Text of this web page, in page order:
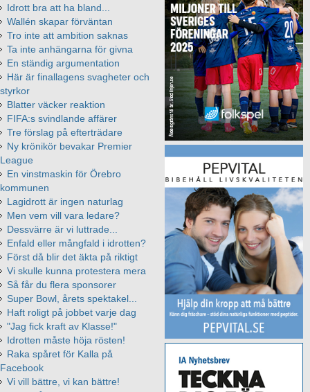
Idrott bra att ha bland...
Wallén skapar förväntan
Tro inte att ambition saknas
Ta inte anhängarna för givna
En ständig argumentation
Här är finallagens svagheter och
styrkor
Blatter väcker reaktion
FIFA:s svindlande affärer
Tre förslag på efterträdare
Ny krönikör bevakar Premier
League
En vinstmaskin för Örebro
kommunen
Lagidrott är ingen naturlag
Men vem vill vara ledare?
Dessvärre är vi luttrade...
Enfald eller mångfald i idrotten?
Först då blir det äkta på riktigt
Vi skulle kunna protestera mera
Så får du flera sponsorer
Super Bowl, årets spektakel...
Haft roligt på jobbet varje dag
"Jag fick kraft av Klasse!"
Idrotten måste höja rösten!
Raka spåret för Kalla på
Facebook
Vi vill bättre, vi kan bättre!